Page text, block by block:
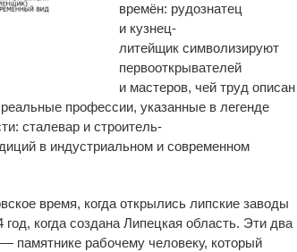
времён: рудознатец
и кузнец-
литейщик символизируют
первооткрывателей
и мастеров, чей труд описан
профессии, указанные в легенде
сталевар и строитель-
в индустриальном и современном
время, когда открылись липские заводы
год, когда создана Липецкая область. Эти два
— памятнике рабочему человеку, который